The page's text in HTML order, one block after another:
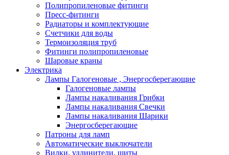
Полипропиленовые фитинги
Пресс-фитинги
Радиаторы и комплектующие
Счетчики для воды
Термоизоляция труб
Фитинги полипропиленовые
Шаровые краны
Электрика
Лампы Галогеновые , Энергосберегающие
Галогеновые лампы
Лампы накаливания Грибки
Лампы накаливания Свечки
Лампы накаливания Шарики
Энергосберегающие
Патроны для ламп
Автоматические выключатели
Вилки, удлинители, щиты